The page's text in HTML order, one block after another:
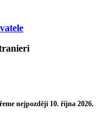
nejpozději 10. října 2026.